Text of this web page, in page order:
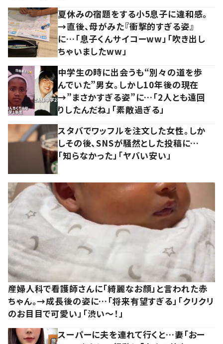
夏休みの宿題をする小5息子に違和感。
→直後、母がみた『衝撃的すぎる姿』
に…「息子くんサイコーww」「吹き出し
ちゃいましたww」
中学生の時に出会うも“別々の道を歩
んでいた”男女。しかし10年後の現在
→”まさかすぎる姿”に…「2人とも遠回
りしたんだね」「素敵過ぎる」
スタバでワッフルを注文した女性。しか
しその後、SNSが騒然とした投稿に…
「知らなかった」「ヤバい安い」
産婦人科で看護師さんに「綺麗なお顔」と言われた赤
ちゃん。→成長後の姿に…「将来有望すぎる」「クリクリ
のお目目で可愛い」「渋い～！」
スーパーに夫を連れて行くと…妻「おー